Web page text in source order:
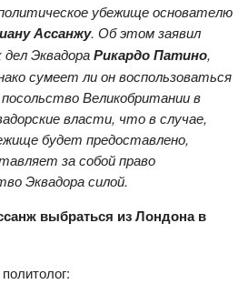
убежище основателю
Ассанжу. Об этом заявил
ЭквадораРикардо Патино,
сумеет ли он воспользоваться
Великобритании в
власти, что в случае,
будет предоставлено,
за собой право
Эквадора силой.
выбраться из Лондона в
политолог: